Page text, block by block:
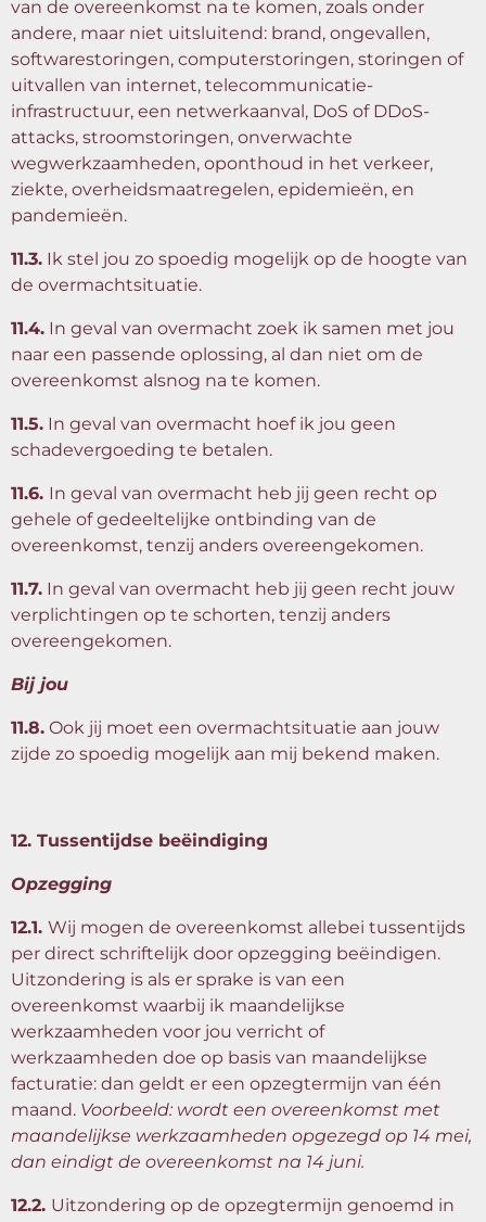
van de overeenkomst na te komen, zoals onder
andere, maar niet uitsluitend: brand, ongevallen,
softwarestoringen, computerstoringen, storingen of
uitvallen van internet, telecommunicatie-
infrastructuur, een netwerkaanval, DoS of DDoS-
attacks, stroomstoringen, onverwachte
wegwerkzaamheden, oponthoud in het verkeer,
ziekte, overheidsmaatregelen, epidemieën, en
pandemieën.
11.3. Ik stel jou zo spoedig mogelijk op de hoogte van
de overmachtsituatie.
11.4. In geval van overmacht zoek ik samen met jou
naar een passende oplossing, al dan niet om de
overeenkomst alsnog na te komen.
11.5. In geval van overmacht hoef ik jou geen
schadevergoeding te betalen.
11.6. In geval van overmacht heb jij geen recht op
gehele of gedeeltelijke ontbinding van de
overeenkomst, tenzij anders overeengekomen.
11.7. In geval van overmacht heb jij geen recht jouw
verplichtingen op te schorten, tenzij anders
overeengekomen.
Bij jou
11.8. Ook jij moet een overmachtsituatie aan jouw
zijde zo spoedig mogelijk aan mij bekend maken.
12. Tussentijdse beëindiging
Opzegging
12.1. Wij mogen de overeenkomst allebei tussentijds
per direct schriftelijk door opzegging beëindigen.
Uitzondering is als er sprake is van een
overeenkomst waarbij ik maandelijkse
werkzaamheden voor jou verricht of
werkzaamheden doe op basis van maandelijkse
facturatie: dan geldt er een opzegtermijn van één
maand. Voorbeeld: wordt een overeenkomst met
maandelijkse werkzaamheden opgezegd op 14 mei,
dan eindigt de overeenkomst na 14 juni.
12.2. Uitzondering op de opzegtermijn genoemd in